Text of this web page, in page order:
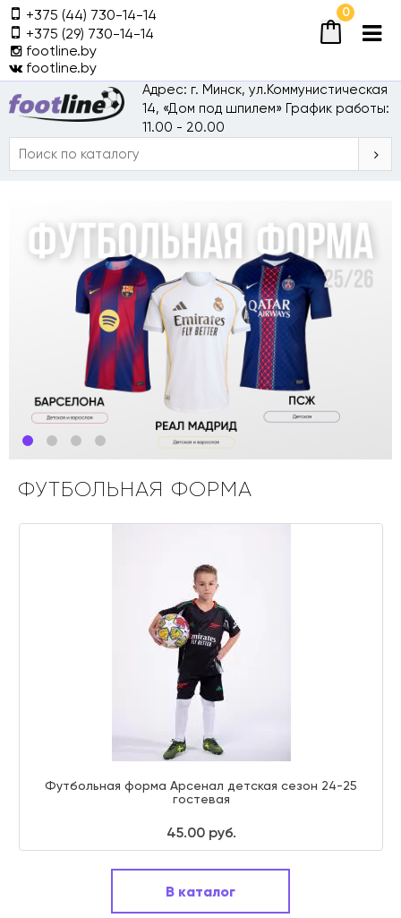
Адрес: г. Минск, ул.Коммунистическая
14, «Дом под шпилем» График работы:
11.00 - 20.00
+375 (44) 730-14-14
+375 (29) 730-14-14
footline.by
footline.by
0
ФУТБОЛЬНАЯ ФОРМА
Футбольная форма Арсенал детская сезон 24-25
гостевая
45.00 руб.
В каталог